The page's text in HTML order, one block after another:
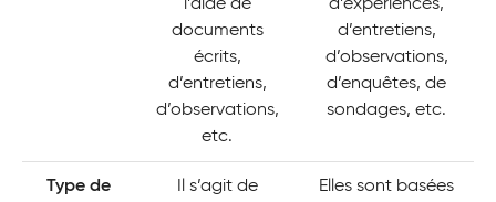
l’aide de
documents
écrits,
d’entretiens,
d’observations,
etc.
d’expériences,
d’entretiens,
d’observations,
d’enquêtes, de
sondages, etc.
Type de
Il s’agit de
Elles sont basées